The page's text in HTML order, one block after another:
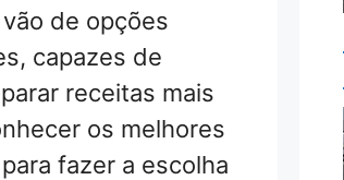
de opções
capazes de
receitas mais
os melhores
fazer a escolha